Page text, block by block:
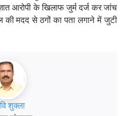
आरोपी के खिलाफ जुर्म दर्ज कर जांच
मदद से ठगों का पता लगाने में जुटी
शुक्ला